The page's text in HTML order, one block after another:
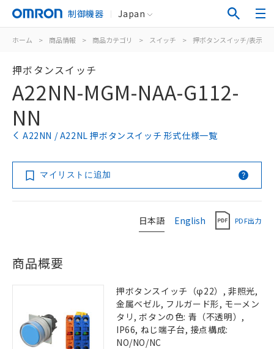
制御機器 Japan
ホーム > 商品情報 > 商品カテゴリ > スイッチ > 押ボタンスイッチ/表示灯
押ボタンスイッチ
A22NN-MGM-NAA-G112-
NN
A22NN / A22NL 押ボタンスイッチ 形式仕様一覧
マイリストに追加
日本語 English PDF出力
商品概要
押ボタンスイッチ（φ22）, 非照光,
金属ベゼル, フルガード形, モーメン
タリ, ボタンの色: 青（不透明）,
IP66, ねじ端子台, 接点構成:
NO/NO/NC